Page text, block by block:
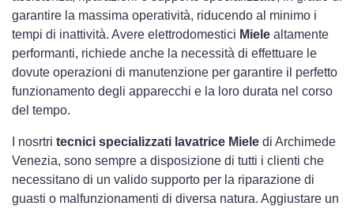
garantire la massima operatività, riducendo al minimo i
tempi di inattività. Avere elettrodomestici Miele altamente
performanti, richiede anche la necessità di effettuare le
dovute operazioni di manutenzione per garantire il perfetto
funzionamento degli apparecchi e la loro durata nel corso
del tempo.
I nosrtri tecnici specializzati lavatrice Miele di Archimede
Venezia, sono sempre a disposizione di tutti i clienti che
necessitano di un valido supporto per la riparazione di
guasti o malfunzionamenti di diversa natura. Aggiustare un